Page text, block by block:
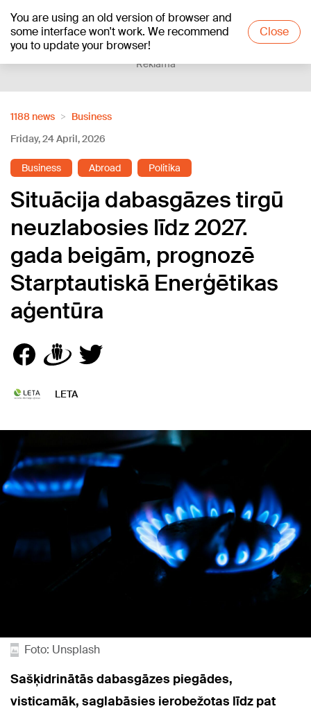
You are using an old version of browser and
some interface won't work. We recommend
you to update your browser!
Close
+13°C
Reklāma
1188 news
Business
Friday, 24 April, 2026
Business Abroad Politika
Situācija dabasgāzes tirgū
neuzlabosies līdz 2027.
gada beigām, prognozē
Starptautiskā Enerģētikas
aģentūra
LETA
Foto: Unsplash
Sašķidrinātās dabasgāzes piegādes,
visticamāk, saglabāsies ierobežotas līdz pat